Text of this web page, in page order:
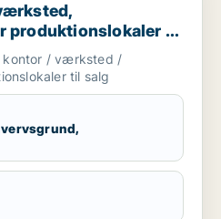
produktionslokaler til
kontor / værksted /
til salg